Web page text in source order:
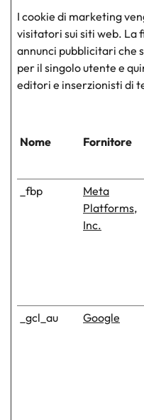
I cookie di marketing
visitatori sui siti web. La
annunci pubblicitari che
per il singolo utente e
editori e inserzionisti di
Nome Fornitore
_fbp
Meta
Platforms,
Inc.
_gcl_au Google